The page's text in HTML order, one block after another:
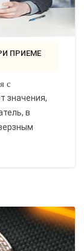
с
значения,
в